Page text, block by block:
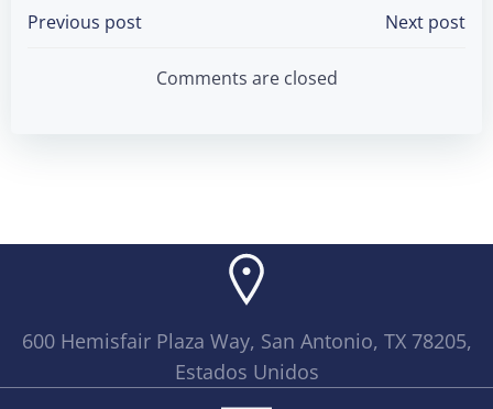
Post
navigation
Previous post
navigation
Next post
Comments are closed
600 Hemisfair Plaza Way, San Antonio, TX 78205,
Estados Unidos